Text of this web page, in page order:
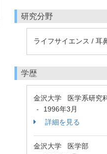
研究分野
ライフサイエンス / 耳
学歴
金沢大学 医学系研究
-
1996年3月
詳細を見る
金沢大学 医学部